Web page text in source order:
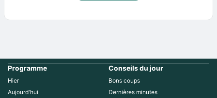
Programme
Hier
Aujourd'hui
Conseils du jour
Bons coups
Dernières minutes